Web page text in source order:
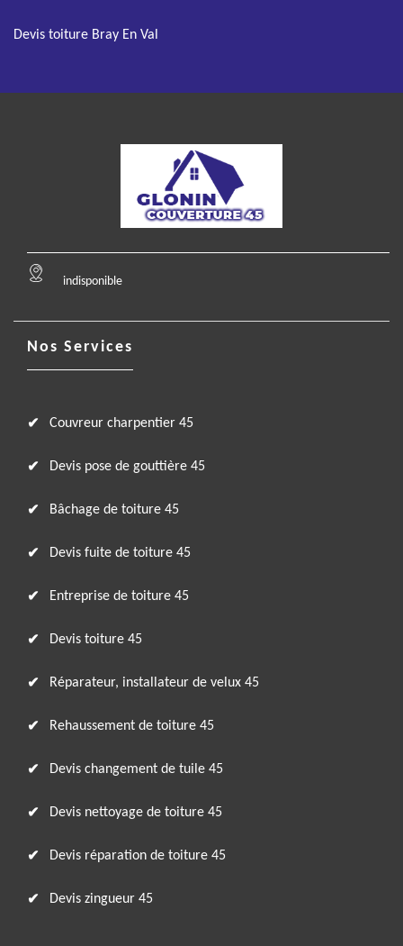
Devis toiture Bray En Val
indisponible
Nos Services
Couvreur charpentier 45
Devis pose de gouttière 45
Bâchage de toiture 45
Devis fuite de toiture 45
Entreprise de toiture 45
Devis toiture 45
Réparateur, installateur de velux 45
Rehaussement de toiture 45
Devis changement de tuile 45
Devis nettoyage de toiture 45
Devis réparation de toiture 45
Devis zingueur 45